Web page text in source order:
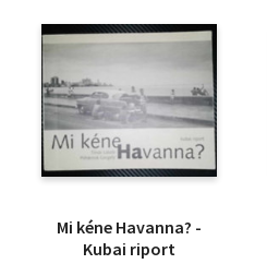
Társadalomtudomány
Természettudomány
Történelem
Mi kéne Havanna? -
Kubai riport